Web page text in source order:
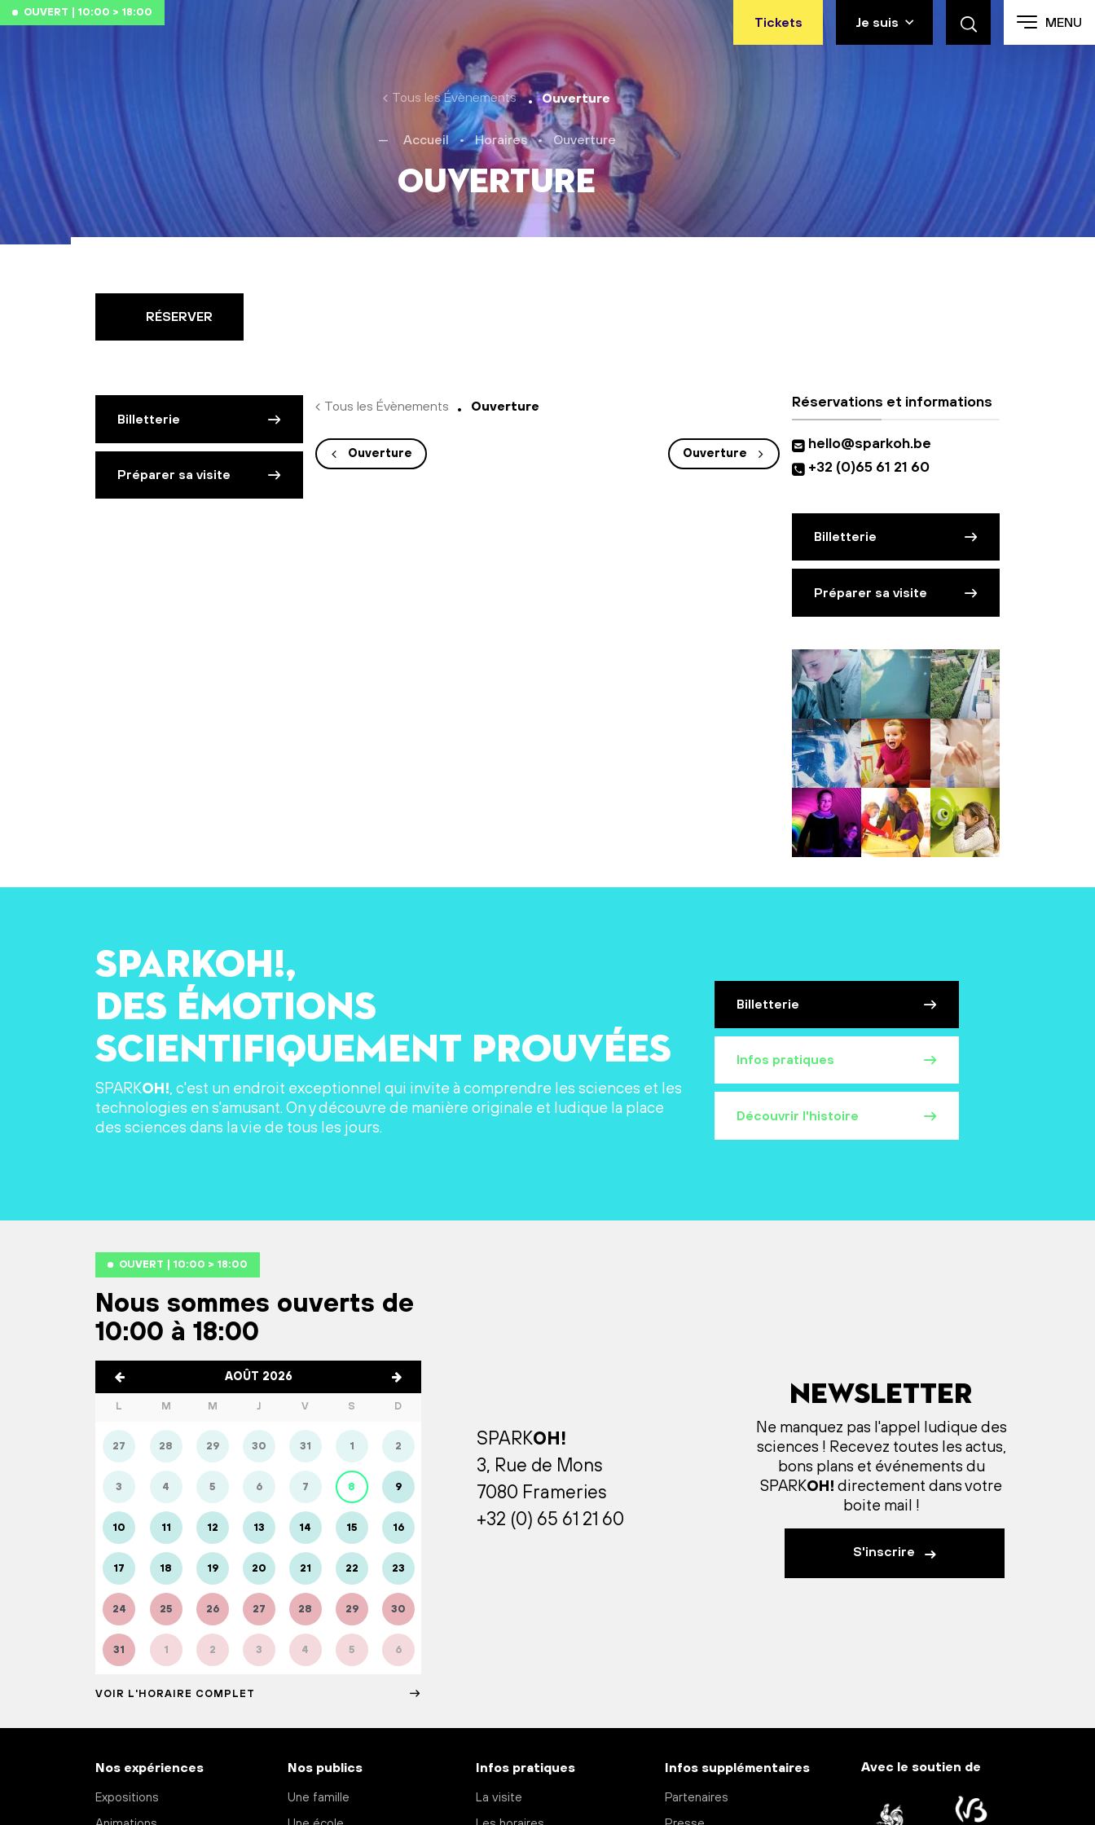
Aller au contenu
OUVERT | 10:00 > 18:00
Tickets Je suis MENU
Tous les Évènements Ouverture
Ouverture
Accueil • Horaires • Ouverture
RÉSERVER
Billetterie
Préparer sa visite
Tous les Évènements Ouverture
Ouverture Ouverture
Réservations et informations
hello@sparkoh.be
+32 (0)65 61 21 60
Billetterie
Préparer sa visite
Billetterie
Infos pratiques
Découvrir l'histoire
SPARKOH!,
des émotions
scientifiquement prouvées
SPARKOH!, c'est un endroit exceptionnel qui invite à comprendre les sciences et les
technologies en s'amusant. On y découvre de manière originale et ludique la place
des sciences dans la vie de tous les jours.
OUVERT | 10:00 > 18:00
Nous sommes ouverts de
10:00 à 18:00
AOÛT 2026
L M M J V S D
27 28 29 30 31 1 2
3 4 5 6 7 8 9
10 11 12 13 14 15 16
17 18 19 20 21 22 23
24 25 26 27 28 29 30
31 1 2 3 4 5 6
VOIR L'HORAIRE COMPLET
SPARKOH!
3, Rue de Mons
7080 Frameries
+32 (0) 65 61 21 60
Newsletter
Ne manquez pas l'appel ludique des
sciences ! Recevez toutes les actus,
bons plans et événements du
SPARKOH! directement dans votre
boite mail !
S'inscrire
Nos expériences
Expositions
Nos publics
Une famille
Infos pratiques
La visite
Infos supplémentaires
Partenaires
Avec le soutien de